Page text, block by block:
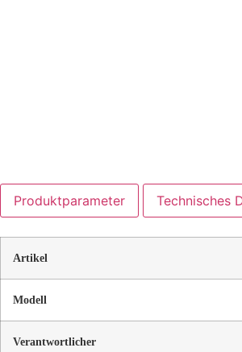
Produktparameter Technisches
Artikel
Modell
Verantwortlicher